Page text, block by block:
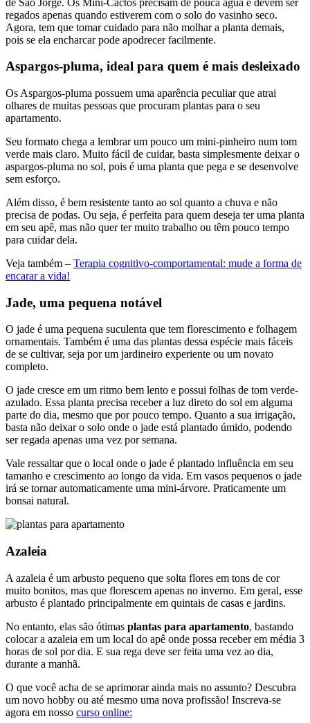
regados apenas quando estiverem com o solo do vasinho seco.
Agora, tem que tomar cuidado para não molhar a planta demais,
pois se ela encharcar pode apodrecer facilmente.
Aspargos-pluma, ideal para quem é mais desleixado
Os Aspargos-pluma possuem uma aparência peculiar que atrai
olhares de muitas pessoas que procuram plantas para o seu
apartamento.
Seu formato chega a lembrar um pouco um mini-pinheiro num tom
verde mais claro. Muito fácil de cuidar, basta simplesmente deixar o
aspargos-pluma no sol, pois é uma planta que pega e se desenvolve
sem esforço.
Além disso, é bem resistente tanto ao sol quanto a chuva e não
precisa de podas. Ou seja, é perfeita para quem deseja ter uma planta
em seu apê, mas não quer ter muito trabalho ou têm pouco tempo
para cuidar dela.
Veja também – Terapia cognitivo-comportamental: mude a forma de
encarar a vida!
Jade, uma pequena notável
O jade é uma pequena suculenta que tem florescimento e folhagem
ornamentais. Também é uma das plantas dessa espécie mais fáceis
de se cultivar, seja por um jardineiro experiente ou um novato
completo.
O jade cresce em um ritmo bem lento e possui folhas de tom verde-
azulado. Essa planta precisa receber a luz direto do sol em alguma
parte do dia, mesmo que por pouco tempo. Quanto a sua irrigação,
basta não deixar o solo onde o jade está plantado úmido, podendo
ser regada apenas uma vez por semana.
Vale ressaltar que o local onde o jade é plantado influência em seu
tamanho e crescimento ao longo da vida. Em vasos pequenos o jade
irá se tornar automaticamente uma mini-árvore. Praticamente um
bonsai natural.
Azaleia
A azaleia é um arbusto pequeno que solta flores em tons de cor
muito bonitos, mas que florescem apenas no inverno. Em geral, esse
arbusto é plantado principalmente em quintais de casas e jardins.
No entanto, elas são ótimas plantas para apartamento, bastando
colocar a azaleia em um local do apê onde possa receber em média 3
horas de sol por dia. E sua rega deve ser feita uma vez ao dia,
durante a manhã.
O que você acha de se aprimorar ainda mais no assunto? Descubra
um novo hobby ou até mesmo uma nova profissão! Inscreva-se
agora em nosso curso online: